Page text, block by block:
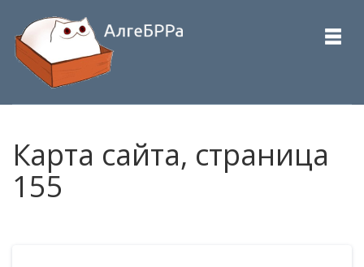
Карта сайта, страница
155